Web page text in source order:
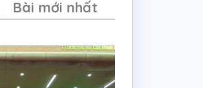
Bài mới nhất